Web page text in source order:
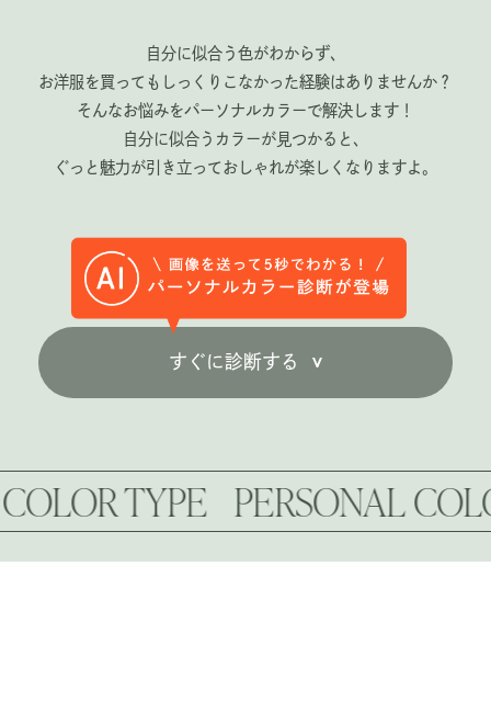
自分に似合う色がわからず、
お洋服を買ってもしっくりこなかった経験はありませんか？
そんなお悩みをパーソナルカラーで解決します！
自分に似合うカラーが見つかると、
ぐっと魅力が引き立っておしゃれが楽しくなりますよ。
すぐに診断する
TYPE PERSONAL COLOR